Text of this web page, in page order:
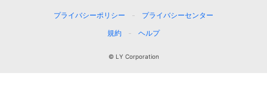
プライバシーポリシー
プライバシーセンター
規約
ヘルプ
© LY Corporation